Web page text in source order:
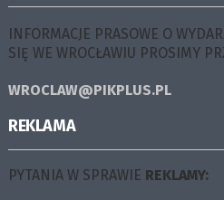
INFORMACJE PRASOWE O
SIĘ WE WROCŁAWIU PROSIMY
WROCLAW@PIKPLUS.PL
REKLAMA
PYTANIA W SPRAWIE REKLAMY: